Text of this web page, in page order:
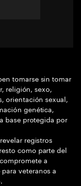
tomarse sin tomar
religión, sexo,
orientación sexual,
genética,
base protegida por
registros
como parte del
a
veteranos a